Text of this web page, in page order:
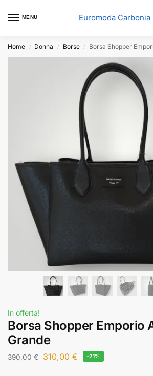
MENU Euromoda Carbonia
Home / Donna / Borse / Borsa Shopper
In offerta!
Borsa Shopper Emporio
Grande
390,00€ 310,00 € -21%